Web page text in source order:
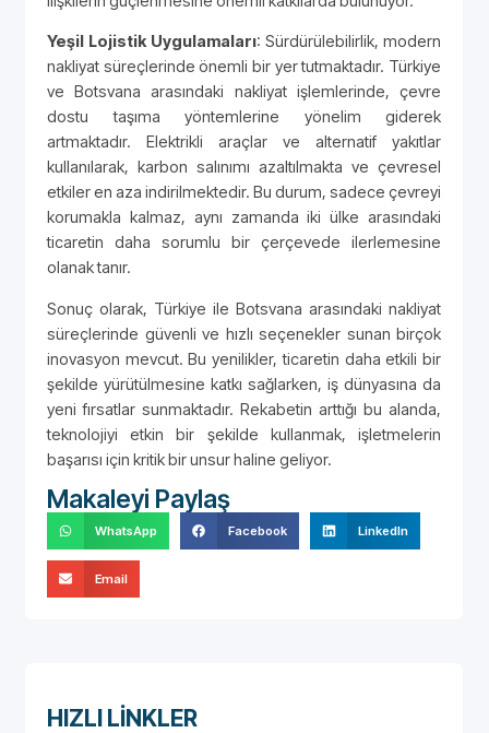
Yeşil Lojistik Uygulamaları: Sürdürülebilirlik, modern
nakliyat süreçlerinde önemli bir yer tutmaktadır. Türkiye
ve Botsvana arasındaki nakliyat işlemlerinde, çevre
dostu taşıma yöntemlerine yönelim giderek
artmaktadır. Elektrikli araçlar ve alternatif yakıtlar
kullanılarak, karbon salınımı azaltılmakta ve çevresel
etkiler en aza indirilmektedir. Bu durum, sadece çevreyi
korumakla kalmaz, aynı zamanda iki ülke arasındaki
ticaretin daha sorumlu bir çerçevede ilerlemesine
olanak tanır.
Sonuç olarak, Türkiye ile Botsvana arasındaki nakliyat
süreçlerinde güvenli ve hızlı seçenekler sunan birçok
inovasyon mevcut. Bu yenilikler, ticaretin daha etkili bir
şekilde yürütülmesine katkı sağlarken, iş dünyasına da
yeni fırsatlar sunmaktadır. Rekabetin arttığı bu alanda,
teknolojiyi etkin bir şekilde kullanmak, işletmelerin
başarısı için kritik bir unsur haline geliyor.
Makaleyi Paylaş
WhatsApp Facebook LinkedIn
Email
HIZLI LİNKLER